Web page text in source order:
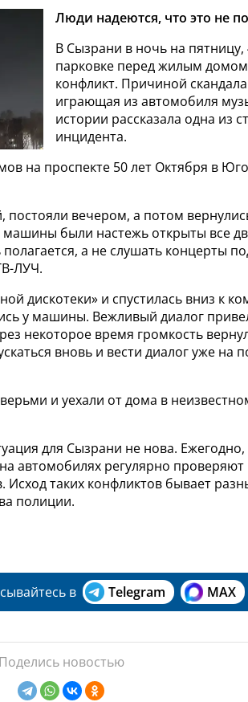
Люди надеются, что это не
В Сызрани в ночь на пятницу,
парковке перед жилым
конфликт. Причиной
играющая из автомобиля
истории рассказала одна из
инцидента.
на проспекте 50 лет Октября в
постояли вечером, а потом
были настежь открыты все
а не слушать концерты
ЛУЧ.
дискотеки» и спустилась вниз к
у машины. Вежливый диалог
некоторое время громкость
вновь и вести диалог уже на
и уехали от дома в
для Сызрани не нова.
автомобилях регулярно
таких конфликтов бывает
полиции.
в Telegram MAX
Поделись новостью